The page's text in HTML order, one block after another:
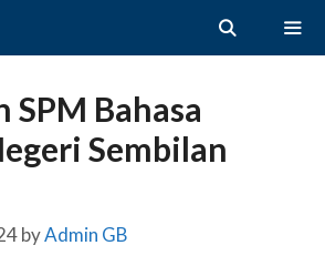
SPM Bahasa
Sembilan
byAdmin GB